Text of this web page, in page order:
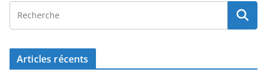
Articles récents